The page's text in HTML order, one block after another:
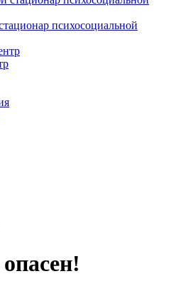
психосоциальной